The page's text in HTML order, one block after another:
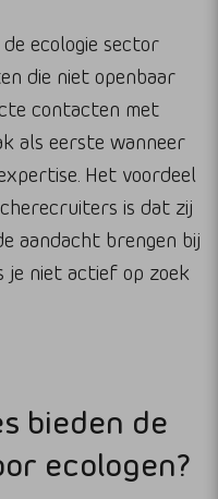
ecologie sector
die niet openbaar
contacten met
als eerste wanneer
Het voordeel
is dat zij
aandacht brengen bij
je niet actief op zoek
bieden de
ecologen?